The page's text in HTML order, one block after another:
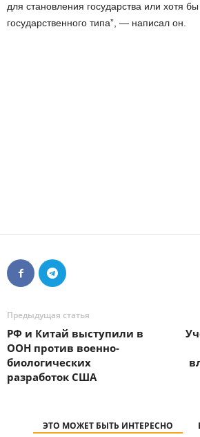
для становления государства или хотя
государственного типа”, — написал он.
Предыдущая статья
РФ и Китай выступили в
ООН против военно-
биологических
разработок США
ЭТО МОЖЕТ БЫТЬ ИНТЕРЕСНО